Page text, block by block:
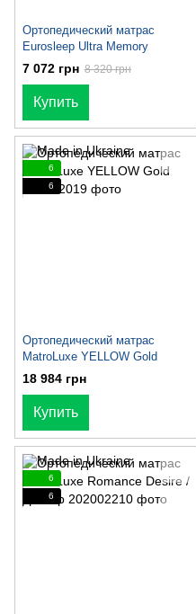
Ортопедический матрас
Eurosleep Ultra Memory
7 072 грн 8 320 грн
Купить
6
6
Ортопедический матрас
MatroLuxe YELLOW Gold
18 984 грн
Купить
6
6